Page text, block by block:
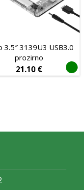
3.5″ 3139U3 USB3.0
prozirno
21.10 €